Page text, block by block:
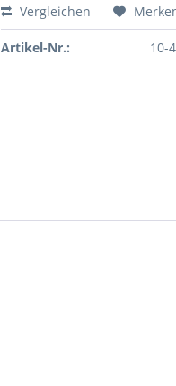
Vergleichen
Artikel-Nr.: 10-